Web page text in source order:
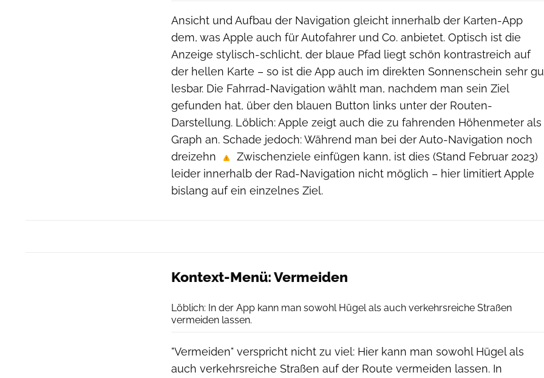
Ansicht und Aufbau der Navigation gleicht innerhalb der Karten-App
dem, was Apple auch für Autofahrer und Co. anbietet. Optisch ist die
Anzeige stylisch-schlicht, der blaue Pfad liegt schön kontrastreich auf
der hellen Karte – so ist die App auch im direkten Sonnenschein sehr
lesbar. Die Fahrrad-Navigation wählt man, nachdem man sein Ziel
gefunden hat, über den blauen Button links unter der Routen-
Darstellung. Löblich: Apple zeigt auch die zu fahrenden Höhenmeter als
Graph an. Schade jedoch: Während man bei der Auto-Navigation noch
dreizehn
Zwischenziele einfügen kann, ist dies (Stand Februar 2023)
leider innerhalb der Rad-Navigation nicht möglich – hier limitiert Apple
bislang auf ein einzelnes Ziel.
Kontext-Menü: Vermeiden
Löblich: In der App kann man sowohl Hügel als auch verkehrsreiche Straßen
vermeiden lassen.
"Vermeiden" verspricht nicht zu viel: Hier kann man sowohl Hügel als
auch verkehrsreiche Straßen auf der Route vermeiden lassen. In